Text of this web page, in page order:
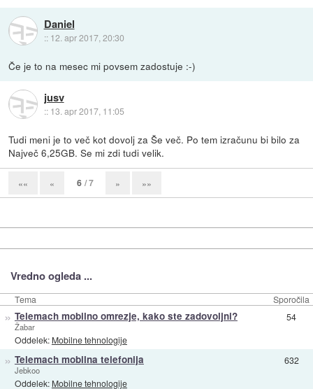
Daniel
:: 12. apr 2017, 20:30
Če je to na mesec mi povsem zadostuje :-)
jusv
:: 13. apr 2017, 11:05
Tudi meni je to več kot dovolj za Še več. Po tem izračunu bi bilo za
Največ 6,25GB. Se mi zdi tudi velik.
«« « 6 / 7 » »»
Vredno ogleda ...
Tema Sporočila
» Telemach mobilno omrezje, kako ste zadovoljni?
Žabar
Oddelek: Mobilne tehnologije
54
» Telemach mobilna telefonija
Jebkoo
Oddelek: Mobilne tehnologije
632